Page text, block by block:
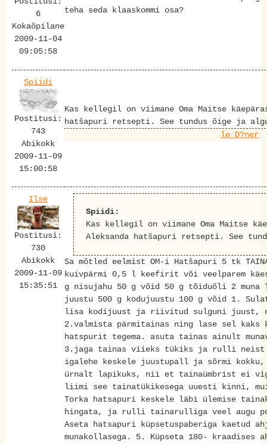
6
Kokaõpilane
2009-11-04
09:05:58
teha seda klaaskommi osa?
Spiidi
Postitusi:
743
Abikokk
2009-11-09
15:00:58
Kas kellegil on viimane Oma Maitse
hatšapuri retsepti. See tundus õige ja
le D?ner
Ilse
Postitusi:
730
Abikokk
2009-11-09
15:35:51
Spiidi:
Kas kellegil on viimane Oma Maitse
Aleksanda hatšapuri retsepti. See
Sa mõtled eelmist OM-i Hatšapuri 5 tk
kuivpärmi 0,5 l keefirit või veelparem
g nisujahu 50 g võid 50 g tõiduõli 2 muna
juustu 500 g kodujuustu 100 g võid 1.
lisa kodijuust ja riivitud sulguni juust,
2.valmista pärmitainas ning lase sel
hatspurit tegema. asuta tainas ainult
3.jaga tainas viieks tükiks ja rulli neist
igalehe keskele juustupall ja sõrmi
ürnalt lapikuks, nii et tainaümbrist ei
liimi see tainatükikesega uuesti kinni,
Torka hatsapuri keskele läbi ülemise
hingata, ja rulli tainarulliga veel augu
Aseta hatsapuri küpsetuspaberiga kaetud
munakollasega. 5. Küpseta 180-